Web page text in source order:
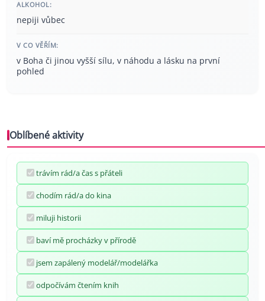
ALKOHOL:
nepiji vůbec
V CO VĚŘÍM:
v Boha či jinou vyšší sílu, v náhodu a lásku na první
pohled
Oblíbené aktivity
trávím rád/a čas s přáteli
chodím rád/a do kina
miluji historii
baví mě procházky v přírodě
jsem zapálený modelář/modelářka
odpočívám čtením knih